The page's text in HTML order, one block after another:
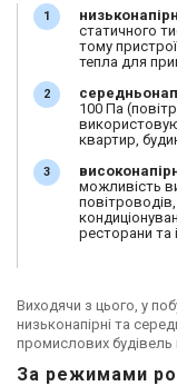
статичного
тому
тепла для
100 Па
квартир,
можливість
ресторани та
Виходячи з цього, у
низьконапірні та
промислових будівель
За режимами